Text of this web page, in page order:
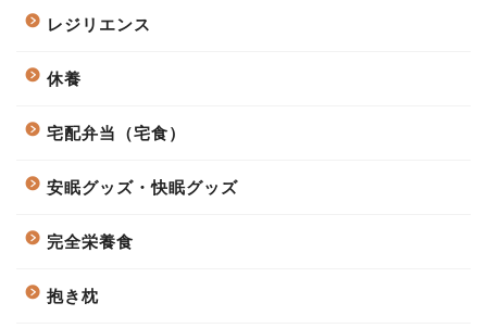
レジリエンス
休養
宅配弁当（宅食）
安眠グッズ・快眠グッズ
完全栄養食
抱き枕